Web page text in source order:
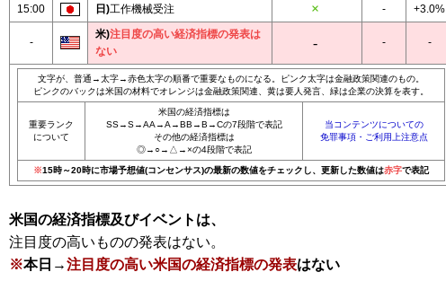
15:00
日)工作機械受注 - +3.0%
-
米)注目度の高い経済指標の発表は
ない
- -
文字が、普通→太字→赤色太字の順番で重要なものになる。ピンク太字は金融政策関連のもの。
ピンクのバックは米国の材料でオレンジは金融政策関連、黄は要人発言、緑は企業の決算を表す。
重要ランク
について
米国の経済指標は
SS→S→AA→A→BB→B→Cの7段階で表記
その他の経済指標は
◎→○→△→×の4段階で表記
当コンテンツについての
免罪事項・ご利用上注意点
※15時～20時に市場予想値(コンセンサス)の最新の数値をチェックし、更新した数値は赤字で表記
米国の経済指標及びイベントは、
注目度の高いものの発表はない。
※本日→注目度の高い米国の経済指標の発表はない